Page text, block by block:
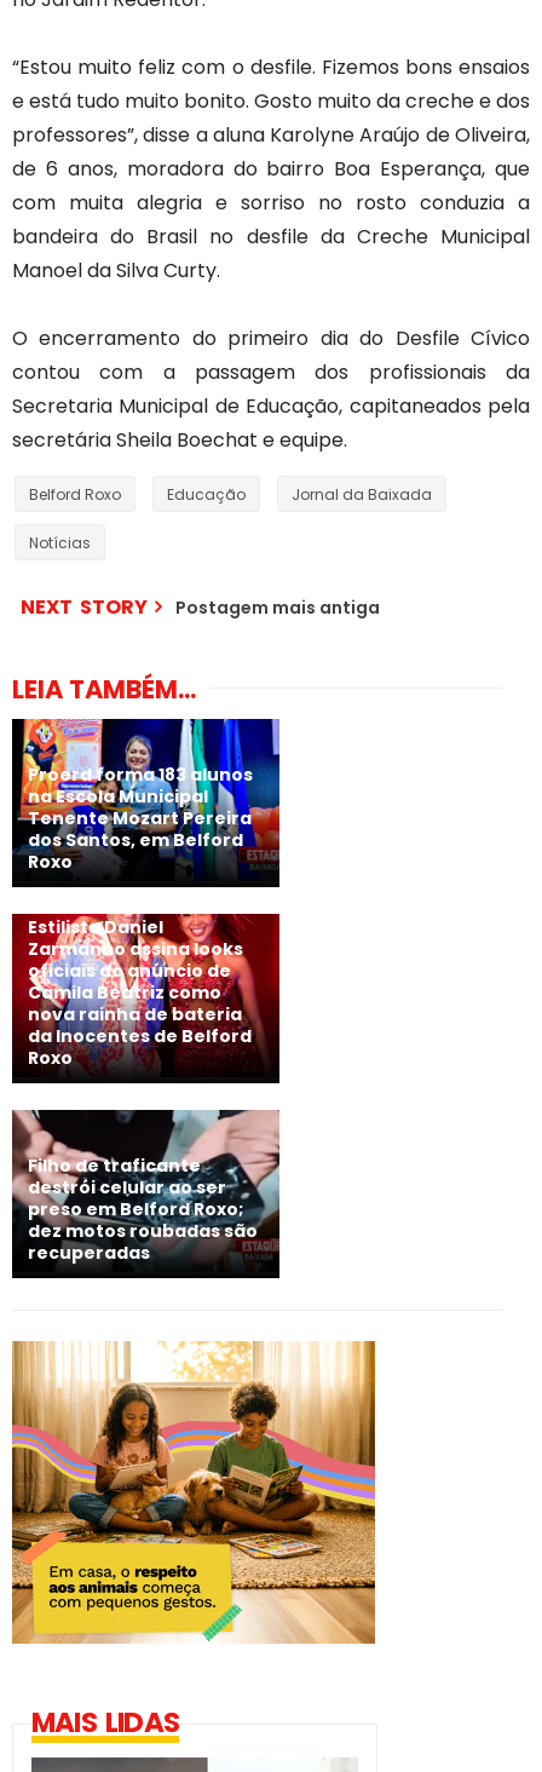
“Estou muito feliz com o desfile. Fizemos bons ensaios
e está tudo muito bonito. Gosto muito da creche e dos
professores”, disse a aluna Karolyne Araújo de Oliveira,
de 6 anos, moradora do bairro Boa Esperança, que
com muita alegria e sorriso no rosto conduzia a
bandeira do Brasil no desfile da Creche Municipal
Manoel da Silva Curty.
O encerramento do primeiro dia do Desfile Cívico
contou com a passagem dos profissionais da
Secretaria Municipal de Educação, capitaneados pela
secretária Sheila Boechat e equipe.
Belford Roxo Educação Jornal da Baixada
Notícias
NEXT STORY Postagem mais antiga
LEIA TAMBÉM...
Proerd forma 183 alunos
na Escola Municipal
Tenente Mozart Pereira
dos Santos, em Belford
Roxo
Estilista Daniel
Zarmanno assina looks
oficiais do anúncio de
Camila Beatriz como
nova rainha de bateria
da Inocentes de Belford
Roxo
Filho de traficante
destrói celular ao ser
preso em Belford Roxo;
dez motos roubadas são
recuperadas
MAIS LIDAS